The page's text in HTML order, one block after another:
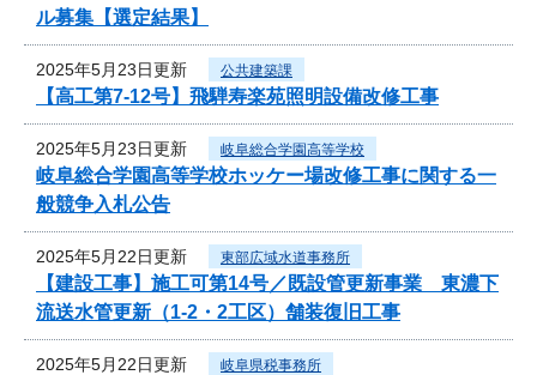
ル募集【選定結果】
2025年5月23日更新 公共建築課
【高工第7-12号】飛騨寿楽苑照明設備改修工事
2025年5月23日更新 岐阜総合学園高等学校
岐阜総合学園高等学校ホッケー場改修工事に関する一
般競争入札公告
2025年5月22日更新 東部広域水道事務所
【建設工事】施工可第14号／既設管更新事業 東濃下
流送水管更新（1-2・2工区）舗装復旧工事
2025年5月22日更新 岐阜県税事務所